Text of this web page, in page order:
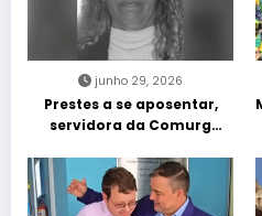
junho 29, 2026
Prestes a se aposentar,
servidora da Comurg
entra em protocolo de
morte encefálica